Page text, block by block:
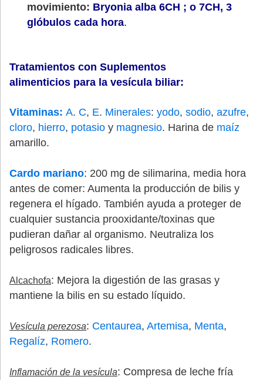
movimiento: Bryonia alba 6CH ; o 7CH, 3
glóbulos cada hora.
Tratamientos con Suplementos
alimenticios para la vesícula biliar:
Vitaminas: A. C, E. Minerales: yodo, sodio, azufre,
cloro, hierro, potasio y magnesio. Harina de maíz
amarillo.
Cardo mariano: 200 mg de silimarina, media hora
antes de comer: Aumenta la producción de bilis y
regenera el hígado. También ayuda a proteger de
cualquier sustancia prooxidante/toxinas que
pudieran dañar al organismo. Neutraliza los
peligrosos radicales libres.
Alcachofa: Mejora la digestión de las grasas y
mantiene la bilis en su estado líquido.
Vesícula perezosa: Centaurea, Artemisa, Menta,
Regalíz, Romero.
Inflamación de la vesícula: Compresa de leche fría